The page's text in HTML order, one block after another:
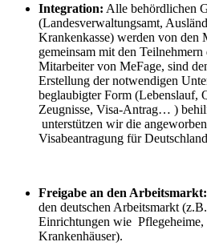
Integration: Alle behördlichen
(Landesverwaltungsamt,
Krankenkasse) werden von den
gemeinsam mit den
Mitarbeiter von MeFage, sind
Erstellung der notwendigen
beglaubigter Form (Lebenslauf,
Zeugnisse, Visa-Antrag… )
unterstützen wir die
Visabeantragung für
Freigabe an den Arbeitsmarkt:
den deutschen Arbeitsmarkt
Einrichtungen wie Pflegeheime,
Krankenhäuser).